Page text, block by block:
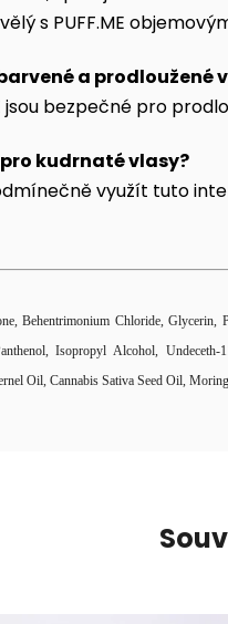
s PUFF.ME
a prodloužené
jsou bezpečné pro
pro kudrnaté vlasy?
využít tuto
Behentrimonium Chloride, Glycerin,
Isopropyl Alcohol,
Oil, Cannabis Sativa Seed Oil,